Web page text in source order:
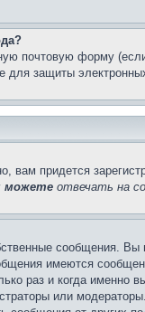
почтовую форму
защиты
придется
можете отвечать на
сообщения. Вы
имеются
раз и когда именно
или